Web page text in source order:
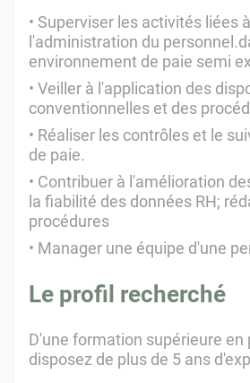
Superviser les activités liées
l'administration du
environnement de paie semi
Veiller à l'application des
conventionnelles et des
Réaliser les contrôles et le
de paie.
Contribuer à l'amélioration
la fiabilité des données RH;
procédures
Manager une équipe d'une
Le profil recherché
D'une formation supérieure en
disposez de plus de 5 ans